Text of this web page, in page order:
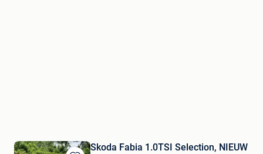
Skoda Fabia 1.0TSI Selection, NIEUW